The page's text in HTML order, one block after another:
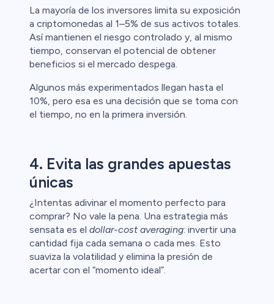
La mayoría de los inversores limita su exposición
a criptomonedas al 1–5% de sus activos totales.
Así mantienen el riesgo controlado y, al mismo
tiempo, conservan el potencial de obtener
beneficios si el mercado despega.
Algunos más experimentados llegan hasta el
10%, pero esa es una decisión que se toma con
el tiempo, no en la primera inversión.
4. Evita las grandes apuestas
únicas
¿Intentas adivinar el momento perfecto para
comprar? No vale la pena. Una estrategia más
sensata es el dollar-cost averaging: invertir una
cantidad fija cada semana o cada mes. Esto
suaviza la volatilidad y elimina la presión de
acertar con el “momento ideal”.